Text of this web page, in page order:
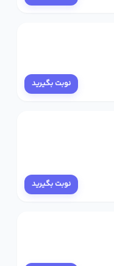
نوبت بگیرید
نوبت بگیرید